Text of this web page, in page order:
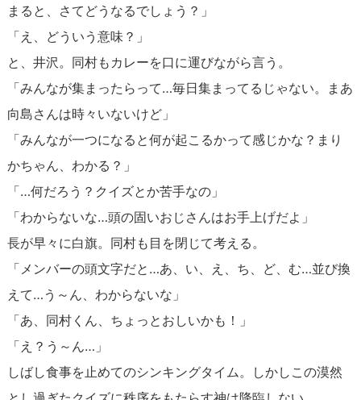
まると、さてどうなるでしょう？」
「え、どういう意味？」
と、井沢。同村もカレーを口に運びながら言う。
「みんなが集まったらって…毎日集まってるじゃない。まあ
向島さんは時々いないけど」
「みんなが一つになると何が起こるかって感じかな？まり
かちゃん、わかる？」
「…何だろう？クイズとか苦手なの」
「わからないな…頭の固いおじさんはお手上げだよ」
長が早々に白旗。同村も目を閉じて考える。
「メンバーの頭文字だと…あ、い、え、ち、ど、む…並び換
えて…う～ん、わからないな」
「あ、同村くん、ちょっとおしいかも！」
「え？う～ん…」
しばし食事を止めてのシンキングタイム。しかしこの漠然